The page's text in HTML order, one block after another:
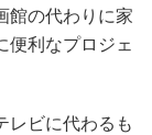
館の代わりに家
便利なプロジェ
レビに代わるも